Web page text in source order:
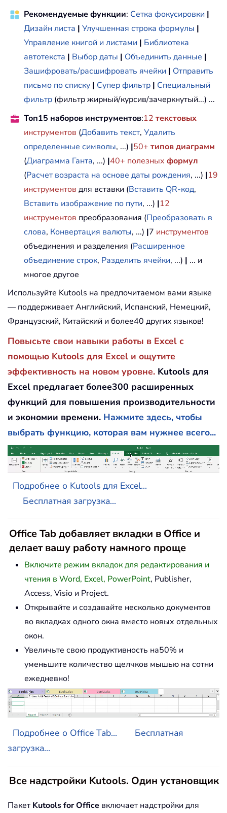
Рекомендуемые функции: Сетка фокусировки |
Дизайн листа | Улучшенная строка формулы |
Управление книгой и листами | Библиотека
автотекста | Выбор даты | Объединить данные |
Зашифровать/расшифровать ячейки | Отправить
письмо по списку | Супер фильтр | Специальный
фильтр (фильтр жирный/курсив/зачеркнутый...) ...
Топ15 наборов инструментов:12 текстовых
инструментов (Добавить текст, Удалить
определенные символы, ...) |50+ типов диаграмм
(Диаграмма Ганта, ...) |40+ полезных формул
(Расчет возраста на основе даты рождения, ...) |19
инструментов для вставки (Вставить QR-код,
Вставить изображение по пути, ...) |12
инструментов преобразования (Преобразовать в
слова, Конвертация валюты, ...) |7 инструментов
объединения и разделения (Расширенное
объединение строк, Разделить ячейки, ...) | ... и
многое другое
Используйте Kutools на предпочитаемом вами языке
— поддерживает Английский, Испанский, Немецкий,
Французский, Китайский и более40 других языков!
Повысьте свои навыки работы в Excel с
помощью Kutools для Excel и ощутите
эффективность на новом уровне. Kutools для
Excel предлагает более300 расширенных
функций для повышения производительности
и экономии времени. Нажмите здесь, чтобы
выбрать функцию, которая вам нужнее всего...
Подробнее о Kutools для Excel...
Бесплатная загрузка...
Office Tab добавляет вкладки в Office и
делает вашу работу намного проще
Включите режим вкладок для редактирования и
чтения в Word, Excel, PowerPoint, Publisher,
Access, Visio и Project.
Открывайте и создавайте несколько документов
во вкладках одного окна вместо новых отдельных
окон.
Увеличьте свою продуктивность на50% и
уменьшите количество щелчков мышью на сотни
ежедневно!
Подробнее о Office Tab...
Бесплатная
загрузка...
Все надстройки Kutools. Один установщик
Пакет Kutools for Office включает надстройки для